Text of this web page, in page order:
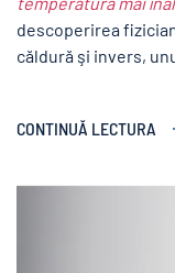
descoperirea
căldură şi invers,
CONTINUĂ LECTURA